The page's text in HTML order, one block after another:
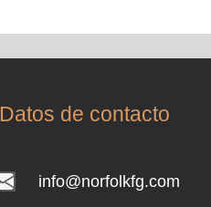
Datos de contacto
info@norfolkfg.com